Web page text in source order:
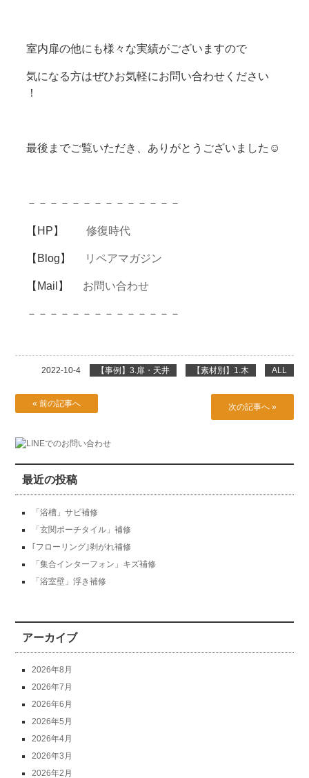
室内扉の他にも様々な実績がございますので
気になる方はぜひお気軽にお問い合わせください
！
最後までご覧いただき、ありがとうございました☺
－－－－－－－－－－－－－－
【HP】修復時代
【Blog】 リペアマガジン
【Mail】 お問い合わせ
－－－－－－－－－－－－－－
2022-10-4 【事例】3.扉・天井 【素材別】1.木 ALL
« 前の記事へ 次の記事へ »
最近の投稿
「浴槽」サビ補修
「玄関ポーチタイル」補修
｢フローリング｣剥がれ補修
「集合インターフォン」キズ補修
「浴室壁」浮き補修
アーカイブ
2026年8月
2026年7月
2026年6月
2026年5月
2026年4月
2026年3月
2026年2月